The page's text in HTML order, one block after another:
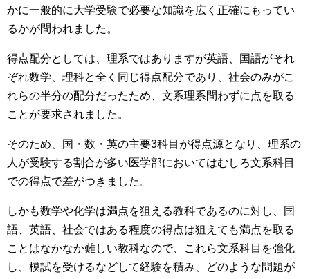
かに一般的に大学受験で必要な知識を広く正確にもってい
るかが問われました。
得点配分としては、理系ではありますが英語、国語がそれ
ぞれ数学、理科と全く同じ得点配分であり、社会のみがこ
れらの半分の配分だったため、文系理系問わずに点を取る
ことが要求されました。
そのため、国・数・英の主要3科目が得点源となり、理系の
人が受験する割合が多い医学部においてはむしろ文系科目
での得点で差がつきました。
しかも数学や化学は満点を狙える教科であるのに対し、国
語、英語、社会ではある程度の得点は狙えても満点を取る
ことはなかなか難しい教科なので、これら文系科目を強化
し、模試を受けるなどして経験を積み、どのような問題が